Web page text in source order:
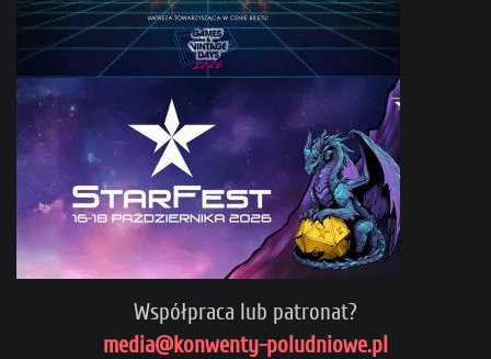
Współpraca lub patronat?
media@konwenty-poludniowe.pl